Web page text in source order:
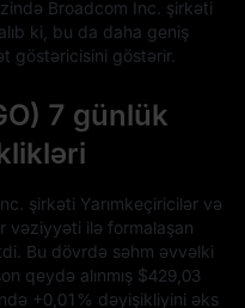
Broadcom Inc. şirkəti
ki, bu da daha geniş
göstəricisini göstərir.
7 günlük
şirkəti Yarımkeçiricilər və
vəziyyəti ilə formalaşan
Bu dövrdə səhm əvvəlki
qeydə alınmış $429,03
+0,01% dəyişikliyini əks